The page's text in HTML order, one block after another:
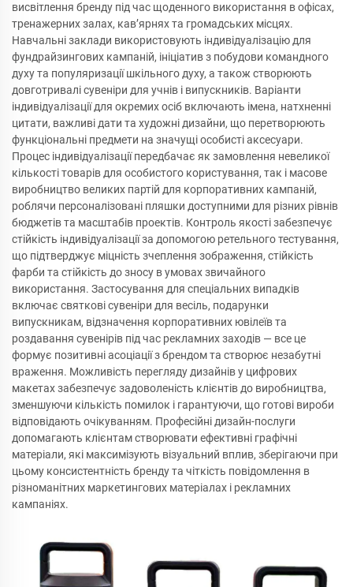
висвітлення бренду під час щоденного використання в офісах,
тренажерних залах, кав’ярнях та громадських місцях.
Навчальні заклади використовують індивідуалізацію для
фундрайзингових кампаній, ініціатив з побудови командного
духу та популяризації шкільного духу, а також створюють
довготривалі сувеніри для учнів і випускників. Варіанти
індивідуалізації для окремих осіб включають імена, натхненні
цитати, важливі дати та художні дизайни, що перетворюють
функціональні предмети на значущі особисті аксесуари.
Процес індивідуалізації передбачає як замовлення невеликої
кількості товарів для особистого користування, так і масове
виробництво великих партій для корпоративних кампаній,
роблячи персоналізовані пляшки доступними для різних рівнів
бюджетів та масштабів проектів. Контроль якості забезпечує
стійкість індивідуалізації за допомогою ретельного тестування,
що підтверджує міцність зчеплення зображення, стійкість
фарби та стійкість до зносу в умовах звичайного
використання. Застосування для спеціальних випадків
включає святкові сувеніри для весіль, подарунки
випускникам, відзначення корпоративних ювілеїв та
роздавання сувенірів під час рекламних заходів — все це
формує позитивні асоціації з брендом та створює незабутні
враження. Можливість перегляду дизайнів у цифрових
макетах забезпечує задоволеність клієнтів до виробництва,
зменшуючи кількість помилок і гарантуючи, що готові вироби
відповідають очікуванням. Професійні дизайн-послуги
допомагають клієнтам створювати ефективні графічні
матеріали, які максимізують візуальний вплив, зберігаючи при
цьому консистентність бренду та чіткість повідомлення в
різноманітних маркетингових матеріалах і рекламних
кампаніях.